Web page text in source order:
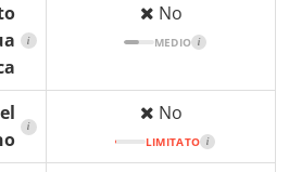
i
No
MEDIO i
i
No
LIMITATO i